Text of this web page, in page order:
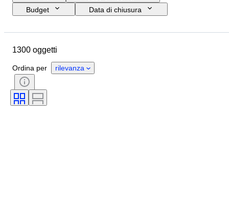
Budget
Data di chiusura
Materiale
Accessori
Soggetto
Scala
Alimentazione
1300 oggetti
Ordina per rilevanza